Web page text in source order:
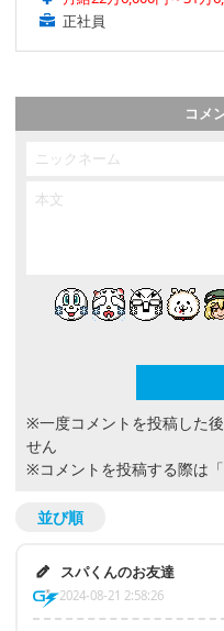
正社員
コメ
※一度コメントを投稿した
せん
※コメントを投稿する際は
並び順
スパくんのお友達
2024-08-21 2:58:26